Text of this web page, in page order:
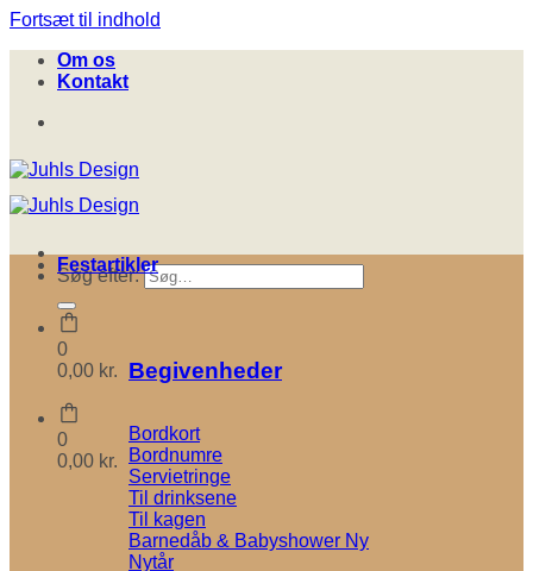
Fortsæt til indhold
Om os
Kontakt
Søg efter:
0
0,00 kr.
0
0,00 kr.
Festartikler
Begivenheder
Bordkort
Bordnumre
Servietringe
Til drinksene
Til kagen
Barnedåb & Babyshower
Nytår